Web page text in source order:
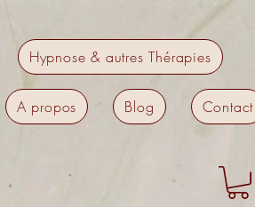
Hypnose & autres Thérapies
A propos Blog Contact